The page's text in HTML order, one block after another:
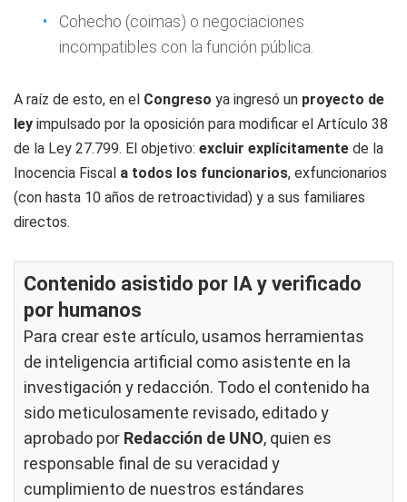
Cohecho (coimas) o negociaciones
incompatibles con la función pública.
A raíz de esto, en el Congreso ya ingresó un proyecto de
ley impulsado por la oposición para modificar el Artículo 38
de la Ley 27.799. El objetivo: excluir explícitamente de la
Inocencia Fiscal a todos los funcionarios, exfuncionarios
(con hasta 10 años de retroactividad) y a sus familiares
directos.
Contenido asistido por IA y verificado
por humanos
Para crear este artículo, usamos herramientas
de inteligencia artificial como asistente en la
investigación y redacción. Todo el contenido ha
sido meticulosamente revisado, editado y
aprobado por Redacción de UNO, quien es
responsable final de su veracidad y
cumplimiento de nuestros estándares